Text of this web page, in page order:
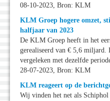
08-10-2023, Bron: KLM
KLM Groep hogere omzet,
halfjaar van 2023
De KLM Groep heeft in het
gerealiseerd van € 5,6
vergeleken met dezelfde
28-07-2023, Bron: KLM
KLM reageert op de
Wij vinden het net als